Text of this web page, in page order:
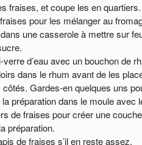
fraises, et coupe les en quartiers.
pour les mélanger au
une casserole à mettre sur
d’eau avec un bouchon de
dans le rhum avant de les
Gardes-en quelques uns
préparation dans le moule avec
de fraises pour créer une
préparation.
de fraises s’il en reste assez.